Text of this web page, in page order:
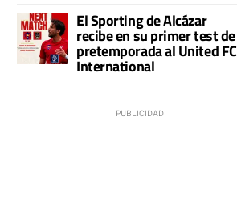
El Sporting de Alcázar
recibe en su primer test de
pretemporada al United FC
International